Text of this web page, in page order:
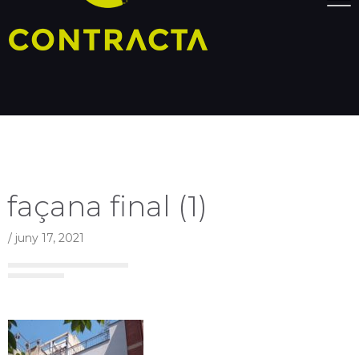
façana final (1)
/ juny 17, 2021